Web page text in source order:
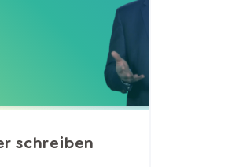
schreiben